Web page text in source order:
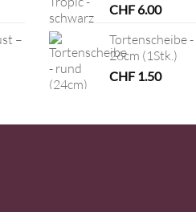
–
CHF6.00
Tortenscheibe
26cm (1Stk.)
CHF1.50